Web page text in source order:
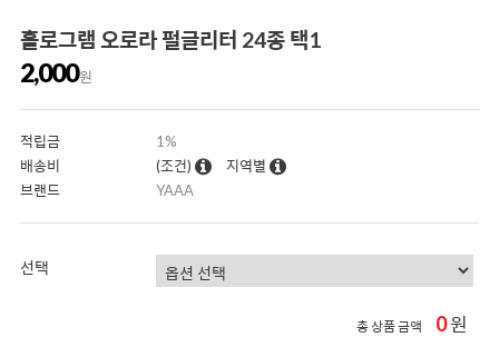
홀로그램 오로라 펄글리터 24종 택1
2,000원
적립금
1%
배송비
(조건)
지역별
브랜드
YAAA
선택
총 상품 금액 0원